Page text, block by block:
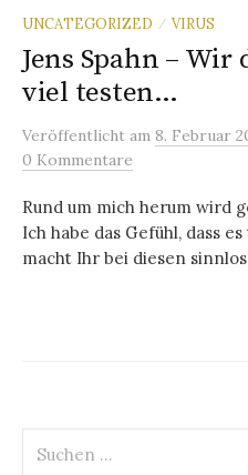
UNCATEGORIZED / VIRUS
Jens Spahn –
viel testen…
Veröffentlicht am 8. Februar
0 Kommentare
Rund um mich herum wird
Ich habe das Gefühl, dass
macht Ihr bei diesen
nach: